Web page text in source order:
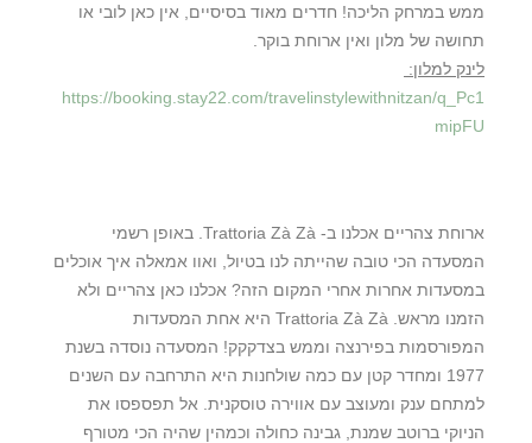
ממש במרחק הליכה! חדרים מאוד בסיסיים, אין כאן לובי או
תחושה של מלון ואין ארוחת בוקר.
לינק למלון:
https://booking.stay22.com/travelinstylewithnitzan/q_Pc1
mipFU
ארוחת צהריים אכלנו ב- Trattoria Zà Zà. באופן רשמי
המסעדה הכי טובה שהייתה לנו בטיול, ואוו אמאלה איך אוכלים
במסעדות אחרות אחרי המקום הזה? אכלנו כאן צהריים ולא
הזמנו מראש. Trattoria Zà Zà היא אחת המסעדות
המפורסמות בפירנצה וממש בצדקקק! המסעדה נוסדה בשנת
1977 ומחדר קטן עם כמה שולחנות היא התרחבה עם השנים
למתחם ענק ומעוצב עם אווירה טוסקנית. אל תפספסו את
הניוקי ברוטב שמנת, גבינה כחולה וכמהין שהיה הכי מטורף